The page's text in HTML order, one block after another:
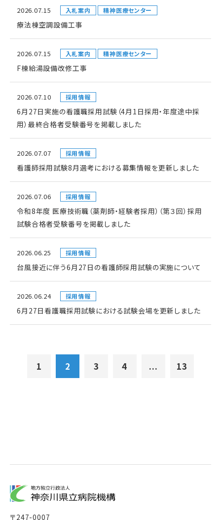
2026.07.15 入札案内 精神医療センター
療法棟空調設備工事
2026.07.15 入札案内 精神医療センター
F棟給湯設備改修工事
2026.07.10 採用情報
6月27日実施の看護職採用試験（4月1日採用・年度途中採
用）最終合格者受験番号を掲載しました
2026.07.07 採用情報
看護師採用試験8月選考における募集情報を更新しました
2026.07.06 採用情報
令和8年度 医療技術職（薬剤師・経験者採用）（第３回）採用
試験合格者受験番号を掲載しました
2026.06.25 採用情報
台風接近に伴う6月27日の看護師採用試験の実施について
2026.06.24 採用情報
6月27日看護職採用試験における試験会場を更新しました
1 2 3 4 ... 13
〒247-0007